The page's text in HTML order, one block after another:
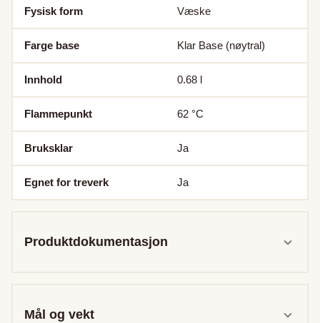
Fysisk form Væske
Farge base Klar Base (nøytral)
Innhold 0.68 l
Flammepunkt 62 °C
Bruksklar Ja
Egnet for treverk Ja
Produktdokumentasjon
Mål og vekt